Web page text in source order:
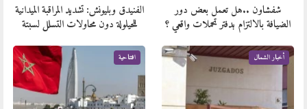
شفشاون ..هل تعمل بعض دور
الضيافة بالالتزام بدفتر تحملات واقعي ؟
الفنيدق وبليونش: تشديد المراقبة الميدانية
للحيلولة دون محاولات التسلل لسبتة
أخبار الشمال افتتاحية